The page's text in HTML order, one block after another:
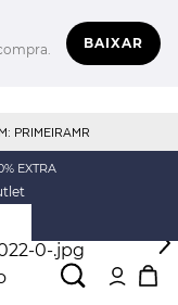
BAIXAR
PRIMEIRAMR
EXTRA